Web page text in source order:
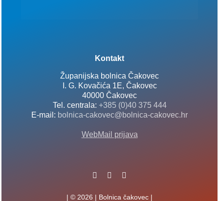
Kontakt
Županijska bolnica Čakovec
I. G. Kovačića 1E, Čakovec
40000 Čakovec
Tel. centrala: +385 (0)40 375 444
E-mail: bolnica-cakovec@bolnica-cakovec.hr
WebMail prijava
| © 2026 | Bolnica čakovec |